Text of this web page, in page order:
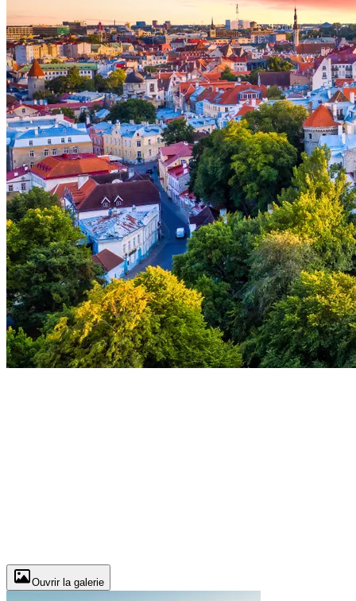
Ouvrir la galerie